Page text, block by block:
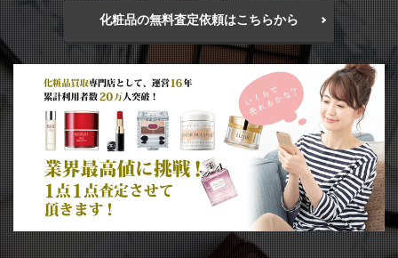
化粧品の無料査定依頼はこちらから